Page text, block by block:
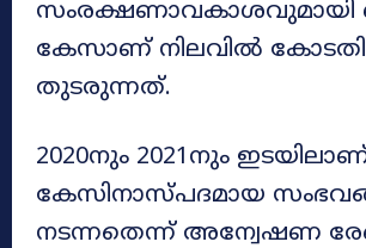
സംരക്ഷണാവകാശവുമായി
കേസാണ് നിലവിൽ
തുടരുന്നത്.
2020നും 2021നും
കേസിനാസ്പദമായ
നടന്നതെന്ന് അന്വേഷണ